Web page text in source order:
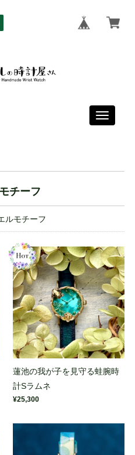
Toggle
チーフ
ルモチーフ
蓮池の我が子を見守る蛙腕時
計Sラムネ
¥25,300